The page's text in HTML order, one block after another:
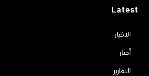
Latest
الأخبار
أخبار
التقارير